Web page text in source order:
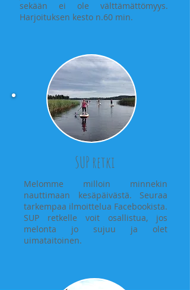
SUP retki
Melomme milloin minnekin
nauttimaan kesäpäivästä. Seuraa
tarkempaa ilmoittelua Facebookista.
SUP retkelle voit osallistua, jos
melonta jo sujuu ja olet
uimataitoinen.
sekään ei ole välttämättömyys.
Harjoituksen kesto n.60 min.